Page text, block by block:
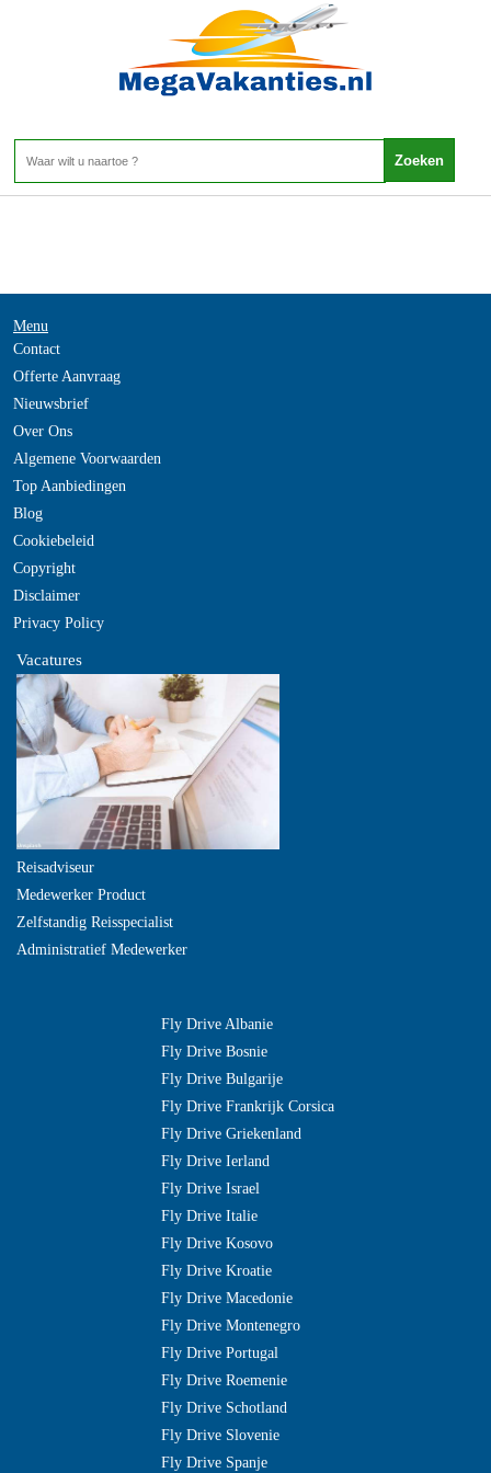
Home>
Menu
Contact
Offerte Aanvraag
Nieuwsbrief
Over Ons
Algemene Voorwaarden
Top Aanbiedingen
Blog
Cookiebeleid
Copyright
Disclaimer
Privacy Policy
Vacatures
Reisadviseur
Medewerker Product
Zelfstandig Reisspecialist
Administratief Medewerker
Fly Drive Albanie
Fly Drive Bosnie
Fly Drive Bulgarije
Fly Drive Frankrijk Corsica
Fly Drive Griekenland
Fly Drive Ierland
Fly Drive Israel
Fly Drive Italie
Fly Drive Kosovo
Fly Drive Kroatie
Fly Drive Macedonie
Fly Drive Montenegro
Fly Drive Portugal
Fly Drive Roemenie
Fly Drive Schotland
Fly Drive Slovenie
Fly Drive Spanje